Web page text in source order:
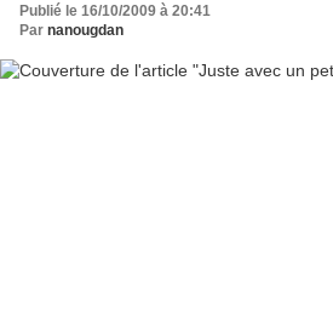
Publié le 16/10/2009 à 20:41
Par nanougdan